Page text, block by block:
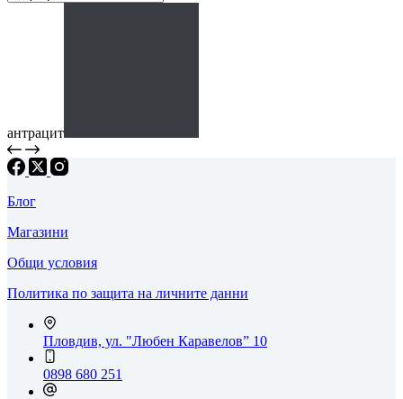
антрацит
Блог
Магазини
Общи условия
Политика по защита на личните данни
Пловдив, ул. "Любен Каравелов” 10
0898 680 251